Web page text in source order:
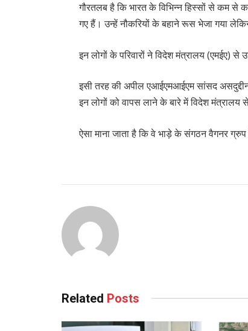
गौरतलब है कि भारत के विभिन्न हिस्सों से कम
गए हैं। उन्हें नौकरियों के बहाने रूस भेजा गया
इन लोगों के परिवारों ने विदेश मंत्रालय (एमईए)
इसी तरह की अपील एआईएमआईएम सांसद
इन लोगों को वापस लाने के बारे में विदेश मंत्रालय
ऐसा माना जाता है कि वे भाड़े के संगठन वैगनर
Related Posts